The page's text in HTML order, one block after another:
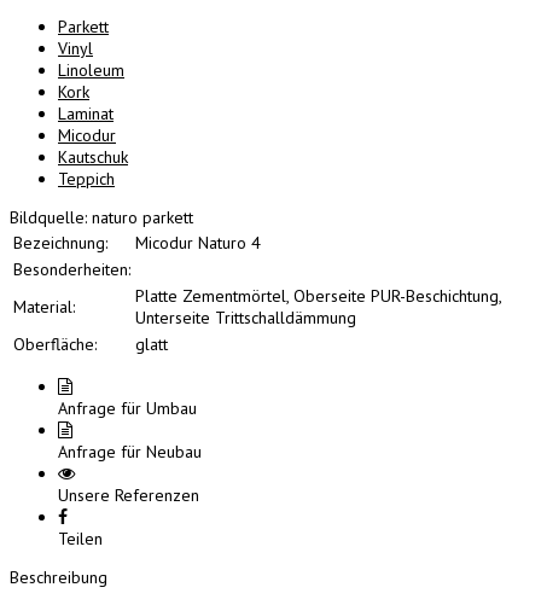
Parkett
Vinyl
Linoleum
Kork
Laminat
Micodur
Kautschuk
Teppich
Bildquelle: naturo parkett
Bezeichnung:
Micodur Naturo 4
Besonderheiten:
Material:
Platte Zementmörtel, Oberseite PUR-Beschichtung,
Unterseite Trittschalldämmung
Oberfläche:
glatt
Anfrage für Umbau
Anfrage für Neubau
Unsere Referenzen
Teilen
Beschreibung